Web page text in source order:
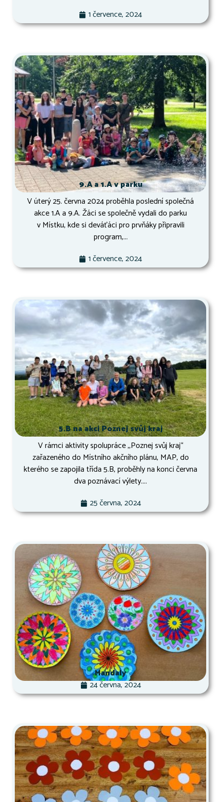
1 července, 2024
9.A a 1.A v parku
V úterý 25. června 2024 proběhla poslední společná
akce 1.A a 9.A. Žáci se společně vydali do parku
v Místku, kde si deváťáci pro prvňáky připravili
program,...
1 července, 2024
5.B na akci Poznej svůj kraj
V rámci aktivity spolupráce ,,Poznej svůj kraj“
zařazeného do Místního akčního plánu, MAP, do
kterého se zapojila třída 5.B, proběhly na konci června
dva poznávací výlety....
25 června, 2024
Mandaly
24 června, 2024